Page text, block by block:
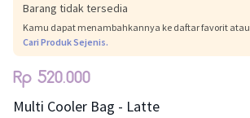
Barang tidak tersedia
Kamu dapat menambahkannya ke daftar favorit atau
Cari Produk Sejenis.
Rp 520.000
Multi Cooler Bag - Latte